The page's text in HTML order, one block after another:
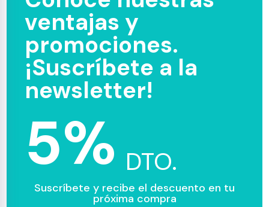
ventajas y
promociones.
¡Suscríbete a la
newsletter!
5% DTO.
Suscríbete y recibe el descuento en tu
próxima compra